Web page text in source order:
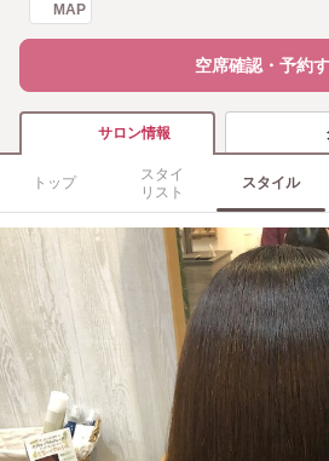
MAP
空席確認・予約
サロン情報
トップ
スタイ
リスト
スタイル